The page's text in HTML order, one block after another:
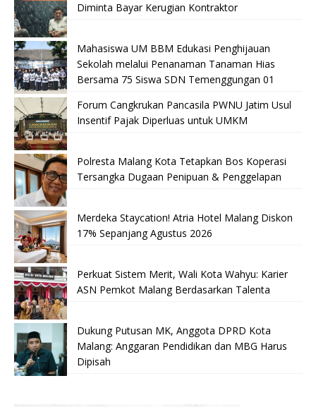
Diminta Bayar Kerugian Kontraktor
Mahasiswa UM BBM Edukasi Penghijauan
Sekolah melalui Penanaman Tanaman Hias
Bersama 75 Siswa SDN Temenggungan 01
Forum Cangkrukan Pancasila PWNU Jatim Usul
Insentif Pajak Diperluas untuk UMKM
Polresta Malang Kota Tetapkan Bos Koperasi
Tersangka Dugaan Penipuan & Penggelapan
Merdeka Staycation! Atria Hotel Malang Diskon
17% Sepanjang Agustus 2026
Perkuat Sistem Merit, Wali Kota Wahyu: Karier
ASN Pemkot Malang Berdasarkan Talenta
Dukung Putusan MK, Anggota DPRD Kota
Malang: Anggaran Pendidikan dan MBG Harus
Dipisah